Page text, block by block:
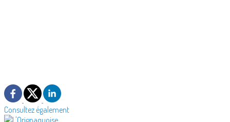
Consultez également